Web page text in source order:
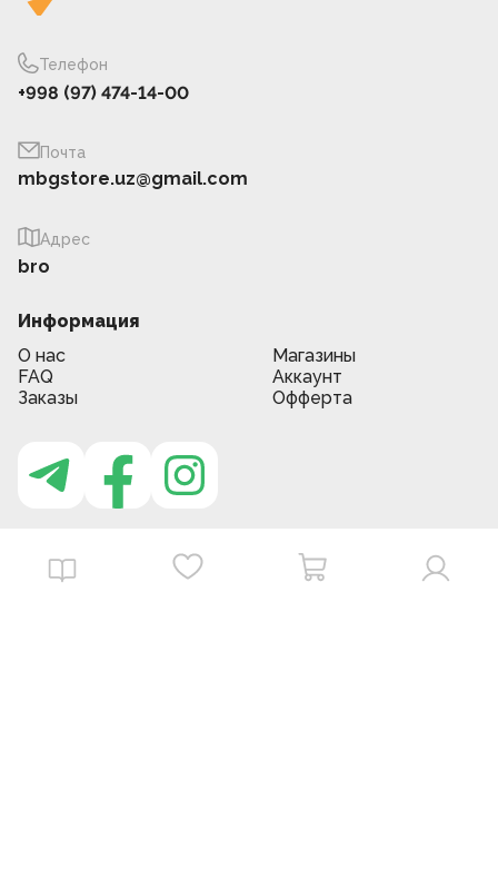
Телефон
+998 (97) 474-14-00
Почта
mbgstore.uz@gmail.com
Адрес
bro
Информация
О нас
Магазины
FAQ
Аккаунт
Заказы
Офферта
Приложение MBG store